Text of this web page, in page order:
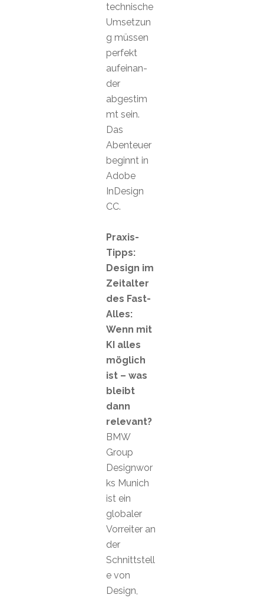
technische
Umsetzun
g müssen
perfekt
aufeinan-
der
abgestim
mt sein.
Das
Abenteuer
beginnt in
Adobe
InDesign
CC.
Praxis-
Tipps:
Design im
Zeitalter
des Fast-
Alles:
Wenn mit
KI alles
möglich
ist – was
bleibt
dann
relevant?
BMW
Group
Designwor
ks Munich
ist ein
globaler
Vorreiter an
der
Schnittstell
e von
Design,